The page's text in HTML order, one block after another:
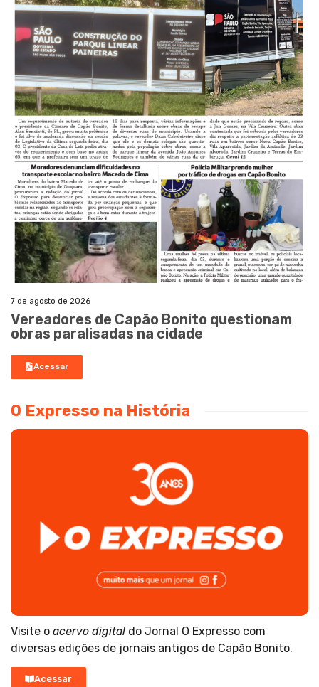
7 de agosto de 2026
Vereadores de Capão Bonito questionam
obras paralisadas na cidade
Acessar
O Expresso na História
Visite o acervo digital do Jornal O Expresso com
diversas edições de jornais antigos de Capão Bonito.
Acessar